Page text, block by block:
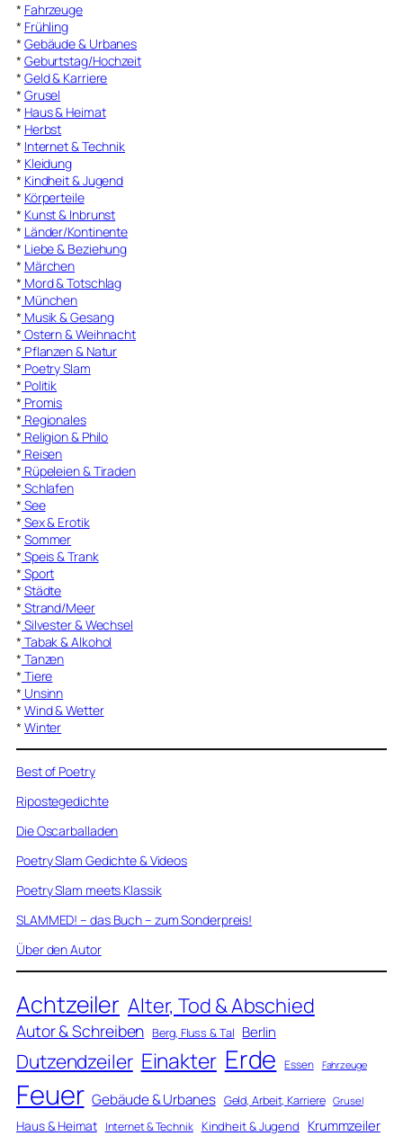
* Fahrzeuge
* Frühling
* Gebäude & Urbanes
* Geburtstag/Hochzeit
* Geld & Karriere
* Grusel
* Haus & Heimat
* Herbst
* Internet & Technik
* Kleidung
* Kindheit & Jugend
* Körperteile
* Kunst & Inbrunst
* Länder/Kontinente
* Liebe & Beziehung
* Märchen
* Mord & Totschlag
* München
* Musik & Gesang
* Ostern & Weihnacht
* Pflanzen & Natur
* Poetry Slam
* Politik
* Promis
* Regionales
* Religion & Philo
* Reisen
* Rüpeleien & Tiraden
* Schlafen
* See
* Sex & Erotik
* Sommer
* Speis & Trank
* Sport
* Städte
* Strand/Meer
* Silvester & Wechsel
* Tabak & Alkohol
* Tanzen
* Tiere
* Unsinn
* Wind & Wetter
* Winter
Best of Poetry
Ripostegedichte
Die Oscarballaden
Poetry Slam Gedichte & Videos
Poetry Slam meets Klassik
SLAMMED! – das Buch – zum Sonderpreis!
Über den Autor
Achtzeiler Alter, Tod & Abschied
Autor & Schreiben Berg, Fluss & Tal Berlin
Dutzendzeiler Einakter Erde Essen Fahrzeuge
Feuer Gebäude & Urbanes Geld, Arbeit, Karriere Grusel
Haus & Heimat Internet & Technik Kindheit & Jugend Krummzeiler